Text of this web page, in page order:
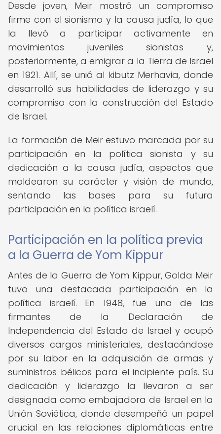
Desde joven, Meir mostró un compromiso
firme con el sionismo y la causa judía, lo que
la llevó a participar activamente en
movimientos juveniles sionistas y,
posteriormente, a emigrar a la Tierra de Israel
en 1921. Allí, se unió al kibutz Merhavia, donde
desarrolló sus habilidades de liderazgo y su
compromiso con la construcción del Estado
de Israel.
La formación de Meir estuvo marcada por su
participación en la política sionista y su
dedicación a la causa judía, aspectos que
moldearon su carácter y visión de mundo,
sentando las bases para su futura
participación en la política israelí.
Participación en la política previa
a la Guerra de Yom Kippur
Antes de la Guerra de Yom Kippur, Golda Meir
tuvo una destacada participación en la
política israelí. En 1948, fue una de las
firmantes de la Declaración de
Independencia del Estado de Israel y ocupó
diversos cargos ministeriales, destacándose
por su labor en la adquisición de armas y
suministros bélicos para el incipiente país. Su
dedicación y liderazgo la llevaron a ser
designada como embajadora de Israel en la
Unión Soviética, donde desempeñó un papel
crucial en las relaciones diplomáticas entre